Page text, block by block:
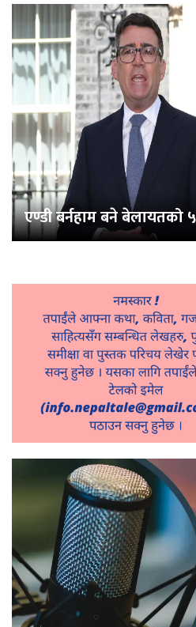
एण्डी बर्नहाम बने बेलायतको